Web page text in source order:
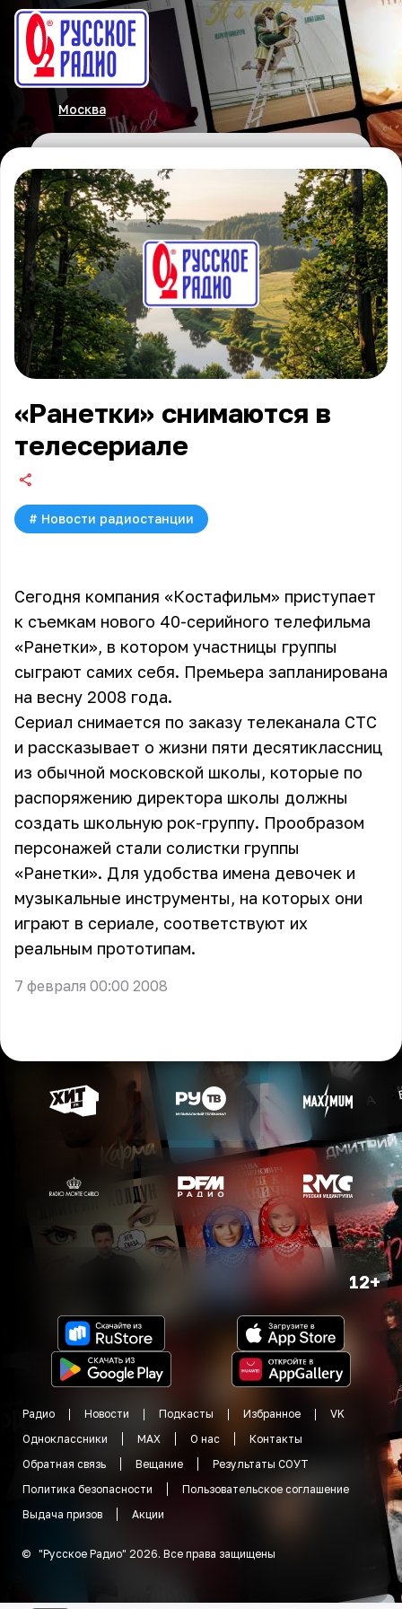
Москва
«Ранетки» снимаются в
телесериале
# Новости радиостанции
Сегодня компания «Костафильм» приступает
к съемкам нового 40-серийного телефильма
«Ранетки», в котором участницы группы
сыграют самих себя. Премьера запланирована
на весну 2008 года.
Сериал снимается по заказу телеканала СТС
и рассказывает о жизни пяти десятиклассниц
из обычной московской школы, которые по
распоряжению директора школы должны
создать школьную рок-группу. Прообразом
персонажей стали солистки группы
«Ранетки». Для удобства имена девочек и
музыкальные инструменты, на которых они
играют в сериале, соответствуют их
реальным прототипам.
7 февраля 00:00 2008
12+
Радио Новости Подкасты Избранное
VK
Одноклассники
MAX О нас
Контакты
Обратная связь
Вещание
Результаты СОУТ
Политика безопасности
Пользовательское соглашение
Выдача призов
Акции
© "Русское Радио" 2026. Все права защищены